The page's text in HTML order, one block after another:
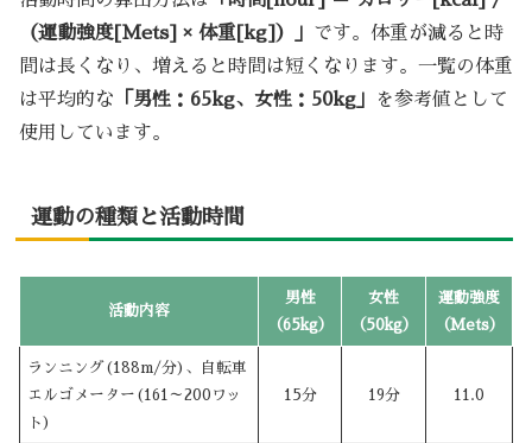
（運動強度[Mets] × 体重[kg]）」 です。体重が減ると時
間は長くなり、増えると時間は短くなります。一覧の体重
は平均的な 「男性：65kg、女性：50kg」
を参考値として
使用しています。
運動の種類と活動時間
活動内容
男性
（65kg）
女性
（50kg）
運動強度
（Mets）
ランニング(188m/分)、自転車
エルゴメーター(161～200ワッ
ト)
15分 19分 11.0